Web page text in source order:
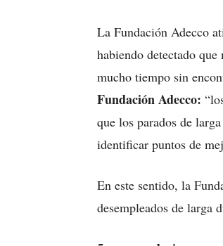
La Fundación Adecco
habiendo detectado
mucho tiempo sin
Fundación Adecco:
que los parados de
identificar puntos de
En este sentido, la
desempleados de larga